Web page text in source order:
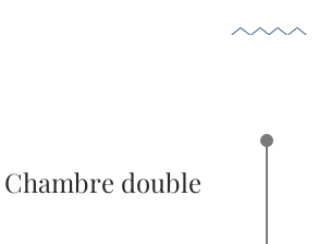
Chambre double